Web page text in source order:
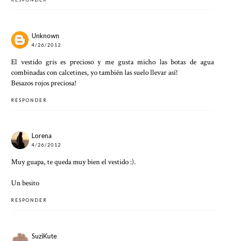
Unknown
4/26/2012
El vestido gris es precioso y me gusta micho las botas de agua
combinadas con calcetines, yo también las suelo llevar así!
Besazos rojos preciosa!
RESPONDER
Lorena
4/26/2012
Muy guapa, te queda muy bien el vestido :).
Un besito
RESPONDER
SuziKute